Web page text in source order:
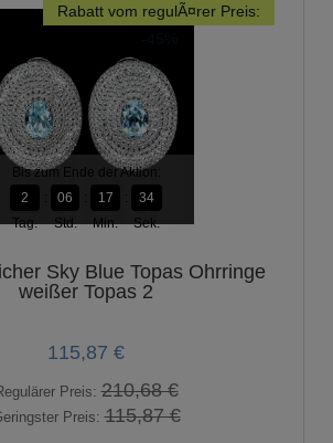
Rabatt vom regulÃ¤rer Preis:
Bis zum Ende der Aktion:
2
Tag.
06
Std.
17
Min.
33
Sek.
Sky Blue Topas Ohrringe
weißer Topas 2
115,87 €
Preis:210,68 €
Preis:115,87 €